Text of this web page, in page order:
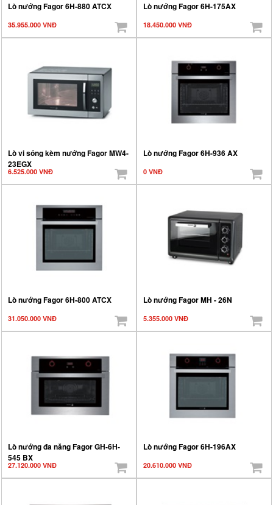
Lò nướng Fagor 6H-880 ATCX
35.955.000 VNĐ
Lò nướng Fagor 6H-175AX
18.450.000 VNĐ
Lò vi sóng kèm nướng Fagor MW4-
23EGX
6.525.000 VNĐ
Lò nướng Fagor 6H-936 AX
0 VNĐ
Lò nướng Fagor 6H-800 ATCX
31.050.000 VNĐ
Lò nướng Fagor MH - 26N
5.355.000 VNĐ
Lò nướng đa năng Fagor GH-6H-
545 BX
27.120.000 VNĐ
Lò nướng Fagor 6H-196AX
20.610.000 VNĐ